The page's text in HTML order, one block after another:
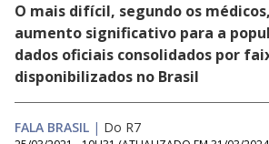
O mais difícil, segundo os
aumento significativo para a
dados oficiais consolidados por
disponibilizados no Brasil
FALA BRASIL | Do R7